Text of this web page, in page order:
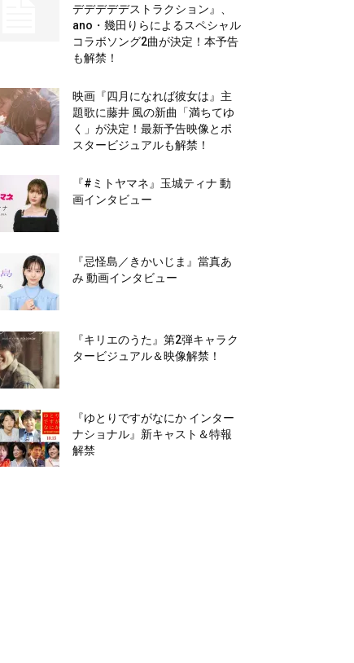
デデデデデストラクション』、
ano・幾田りらによるスペシャル
コラボソング2曲が決定！本予告
も解禁！
映画『四月になれば彼女は』主
題歌に藤井 風の新曲「満ちてゆ
く」が決定！最新予告映像とポ
スタービジュアルも解禁！
『#ミトヤマネ』玉城ティナ 動
画インタビュー
『忌怪島／きかいじま』當真あ
み 動画インタビュー
『キリエのうた』第2弾キャラク
タービジュアル＆映像解禁！
『ゆとりですがなにか インター
ナショナル』新キャスト＆特報
解禁